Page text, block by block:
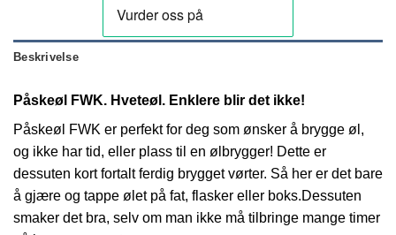
Beskrivelse
Påskeøl FWK. Hveteøl. Enklere blir det ikke!
Påskeøl FWK er perfekt for deg som ønsker å brygge øl,
og ikke har tid, eller plass til en ølbrygger! Dette er
dessuten kort fortalt ferdig brygget vørter. Så her er det bare
å gjære og tappe ølet på fat, flasker eller boks.Dessuten
smaker det bra, selv om man ikke må tilbringe mange timer